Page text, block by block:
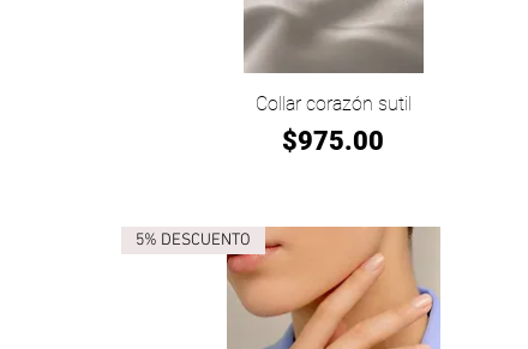
Vista rápida
Collar corazón sutil
Precio
$975.00
5% DESCUENTO